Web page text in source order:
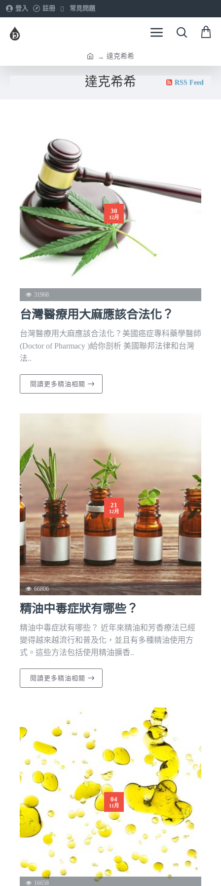
登入 註冊 常見問題
達克希希 RSS Feed
o
m
達克希希
30
12月
31968
台灣醫療用大麻應該合法化？
台灣醫療用大麻應該合法化？美國癌症專科藥學醫師
(Doctor of Pharmacy )給你剖析 美國聯邦法律和台灣
法..
閱讀更多精油相關
21
12月
66806
精油中毒症狀有哪些？
精油中毒症狀有哪些？ 近年來精油和芳香療法已經
變得越來越流行和普及化，並且有多種精油使用方
式。這些方法包括使用精油擴香..
閱讀更多精油相關
04
11月
16658